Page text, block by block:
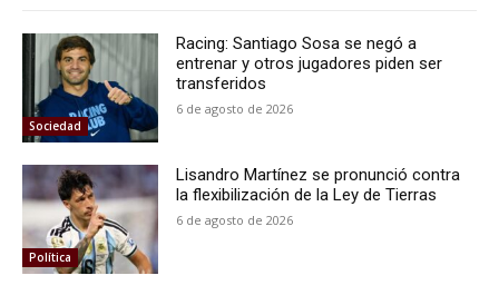
Sociedad
Racing: Santiago Sosa se negó a
entrenar y otros jugadores piden ser
transferidos
6 de agosto de 2026
Política
Lisandro Martínez se pronunció contra
la flexibilización de la Ley de Tierras
6 de agosto de 2026